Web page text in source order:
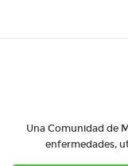
Una Comunidad de
enfermedades,